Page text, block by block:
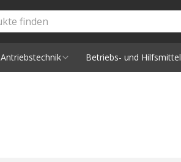
Antriebstechnik Betriebs- und Hilfsmittel